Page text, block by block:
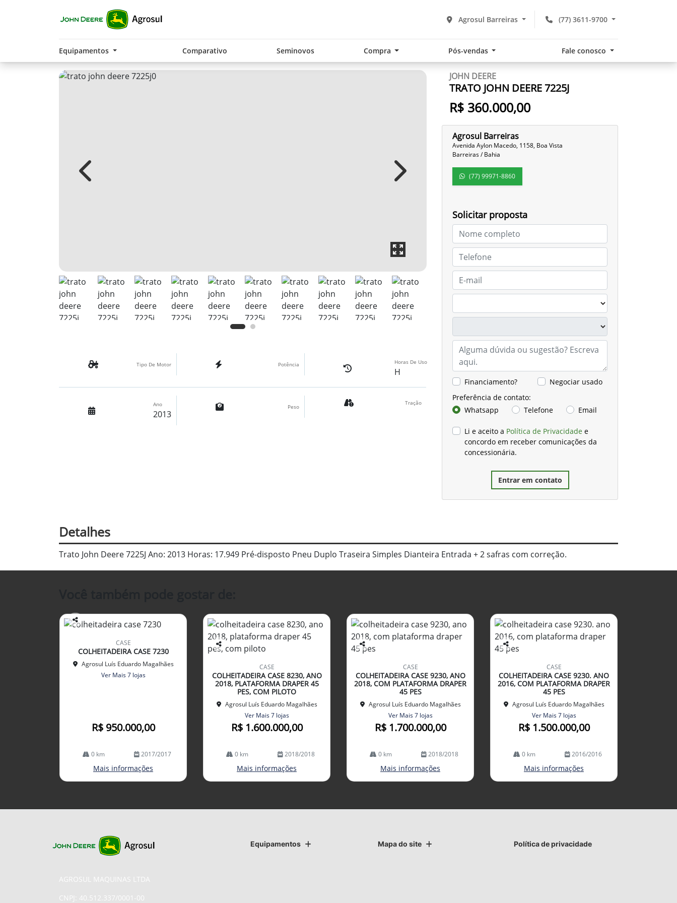
(77) 3611-9700
Agrosul Barreiras
Equipamentos Comparativo Seminovos Compra Pós-vendas Fale conosco
JOHN DEERE
TRATO JOHN DEERE 7225J
R$ 360.000,00
Agrosul Barreiras
Avenida Aylon Macedo, 1158, Boa Vista
Barreiras / Bahia
(77) 99971-8860
Solicitar proposta
Financiamento?
Negociar usado
Preferência de contato:
Whatsapp
Telefone Email
Li e aceito a Política de Privacidade e
concordo em receber comunicações da
concessionária.
Entrar em contato
Previous Next
Tipo De Motor Potência Horas De Uso
H
Ano
2013
Peso
Tração
Detalhes
Trato John Deere 7225J Ano: 2013 Horas: 17.949 Pré-disposto Pneu Duplo Traseira Simples Dianteira Entrada + 2 safras com correção.
Co
lhe
CASE
COLHEITADEIRA CASE 7230
Agrosul Luís Eduardo Magalhães
Ver Mais 7 lojas
R$ 950.000,00
0 km 2017/2017
Mais informações
Co
arti
lhe
CASE
COLHEITADEIRA CASE 8230, ANO
2018, PLATAFORMA DRAPER 45
PES, COM PILOTO
Agrosul Luís Eduardo Magalhães
Ver Mais 7 lojas
R$ 1.600.000,00
0 km 2018/2018
Mais informações
Co
arti
lhe
CASE
COLHEITADEIRA CASE 9230, ANO
2018, COM PLATAFORMA DRAPER
45 PES
Agrosul Luís Eduardo Magalhães
Ver Mais 7 lojas
R$ 1.700.000,00
0 km 2018/2018
Mais informações
Co
arti
lhe
CASE
COLHEITADEIRA CASE 9230. ANO
2016, COM PLATAFORMA DRAPER
45 PES
Agrosul Luís Eduardo Magalhães
Ver Mais 7 lojas
R$ 1.500.000,00
0 km 2016/2016
Mais informações
Equipamentos Mapa do site Política de privacidade
AGROSUL MAQUINAS LTDA
CNPJ: 40.512.337/0001-00